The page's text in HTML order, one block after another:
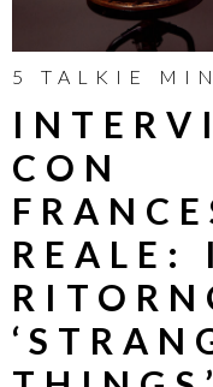
5 TALKIE
CON
REALE: